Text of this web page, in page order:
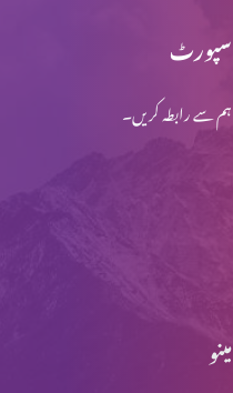
سپورٹ
ہم سے رابطہ کریں۔
مینو